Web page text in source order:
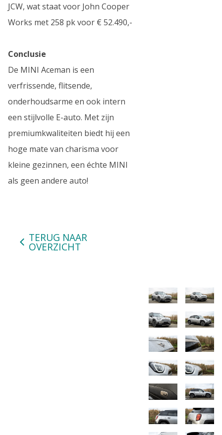
JCW, wat staat voor John Cooper
Works met 258 pk voor € 52.490,-
Conclusie
De MINI Aceman is een
verfrissende, flitsende,
onderhoudsarme en ook intern
een stijlvolle E-auto. Met zijn
premiumkwaliteiten biedt hij een
hoge mate van charisma voor
kleine gezinnen, een échte MINI
als geen andere auto!
TERUG NAAR
OVERZICHT